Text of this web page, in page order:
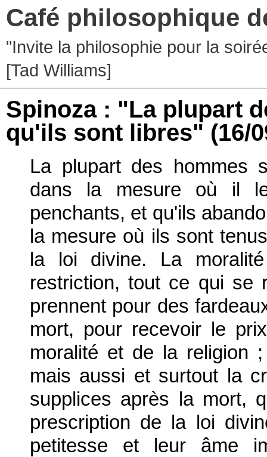
Café philosophique
"Invite la philosophie pour la
[Tad Williams]
Spinoza : "La plupart
qu'ils sont libres" (16/
La plupart des hommes
dans la mesure où il
penchants, et qu'ils
la mesure où ils sont
la loi divine. La
restriction, tout ce qui se
prennent pour des
mort, pour recevoir le
moralité et de la religion
mais aussi et surtout la
supplices après la mort,
prescription de la loi
petitesse et leur âme